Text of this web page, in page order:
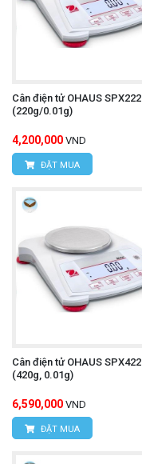
Cân điện tử OHAUS SPX222
(220g/0.01g)
4,200,000 VND
ĐẶT MUA
Cân điện tử OHAUS SPX422
(420g, 0.01g)
6,590,000 VND
ĐẶT MUA